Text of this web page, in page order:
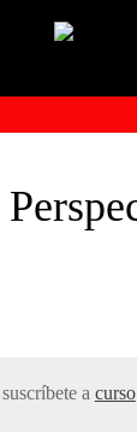
a curso